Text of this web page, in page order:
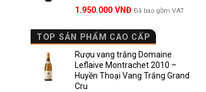
Giá
là:
2.800.000 VNĐ.
1.950.000 VNĐGiá
tại
là:
1.950.000 VNĐ.
Đã bao gồm VAT
TOP SẢN PHẨM CAO CẤP
Rượu vang trắng Domaine
Leflaive Montrachet 2010 –
Huyền Thoại Vang Trắng Grand
Cru